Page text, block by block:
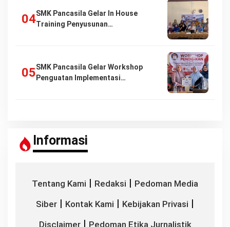
SMK Pancasila Gelar In House
Training Penyusunan…
SMK Pancasila Gelar Workshop
Penguatan Implementasi…
Informasi
Tentang Kami | Redaksi | Pedoman Media
Siber | Kontak Kami | Kebijakan Privasi |
Disclaimer| Pedoman Etika Jurnalistik